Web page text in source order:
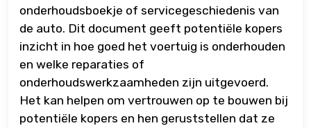
onderhoudsboekje of servicegeschiedenis van
de auto. Dit document geeft potentiële kopers
inzicht in hoe goed het voertuig is onderhouden
en welke reparaties of
onderhoudswerkzaamheden zijn uitgevoerd.
Het kan helpen om vertrouwen op te bouwen bij
potentiële kopers en hen geruststellen dat ze